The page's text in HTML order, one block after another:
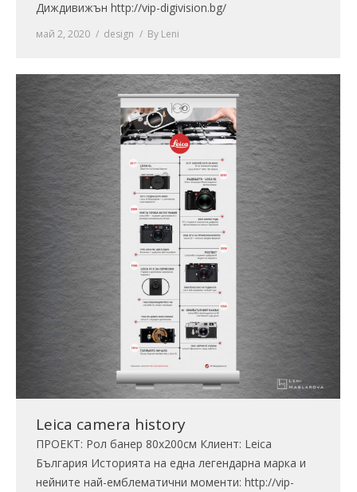
Диждивижън http://vip-digivision.bg/
май 2, 2020 design By Leni
Leica camera history
ПРОЕКТ: Рол банер 80х200см Клиент: Leica
България Историята на една легендарна марка и
нейните най-емблематични моменти: http://vip-